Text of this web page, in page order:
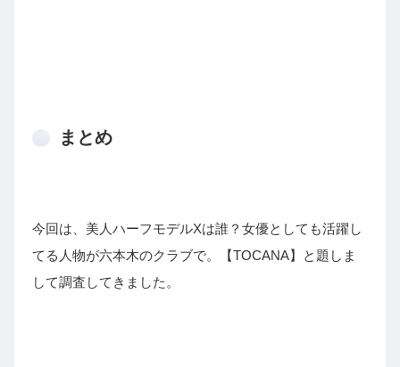
まとめ
今回は、美人ハーフモデルXは誰？女優としても活躍し
てる人物が六本木のクラブで。【TOCANA】と題しま
して調査してきました。